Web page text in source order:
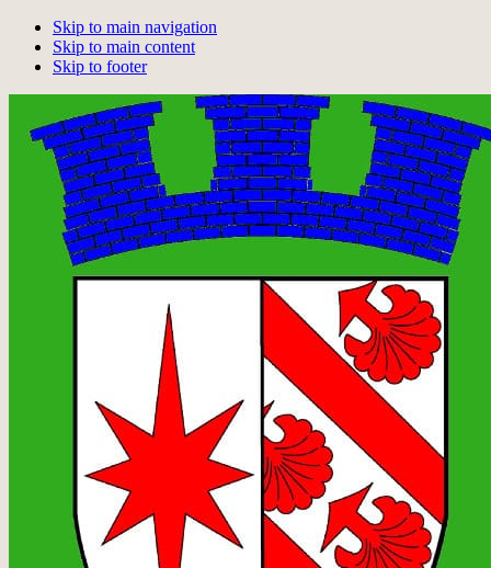
Skip to main navigation
Skip to main content
Skip to footer